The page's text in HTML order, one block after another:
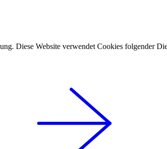
Diese Website verwendet Cookies folgender